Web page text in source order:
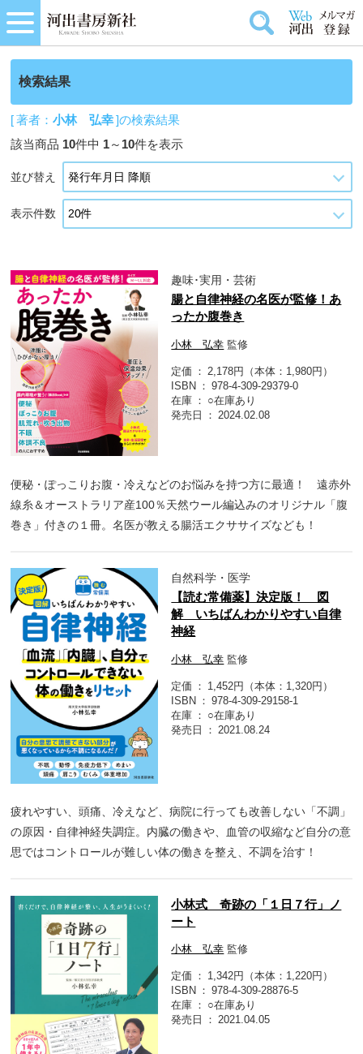
検索結果
[ 著者：小林 弘幸]の検索結果
該当商品 10件中 1～ 10件を表示
並び替え
表示件数
趣味･実用・芸術
腸と自律神経の名医が監修！あ
ったか腹巻き
小林 弘幸 監修
定価
2,178円（本体：1,980円）
ISBN
978-4-309-29379-0
在庫
○在庫あり
発売日
2024.02.08
便秘・ぽっこりお腹・冷えなどのお悩みを持つ方に最適！ 遠赤外
線糸＆オーストラリア産100％天然ウール編込みのオリジナル「腹
巻き」付きの１冊。名医が教える腸活エクササイズなども！
自然科学・医学
【読む常備薬】決定版！ 図
解 いちばんわかりやすい自律
神経
小林 弘幸 監修
定価
1,452円（本体：1,320円）
ISBN
978-4-309-29158-1
在庫
○在庫あり
発売日
2021.08.24
疲れやすい、頭痛、冷えなど、病院に行っても改善しない「不調」
の原因・自律神経失調症。内臓の働きや、血管の収縮など自分の意
思ではコントロールが難しい体の働きを整え、不調を治す！
小林式 奇跡の「１日７行」ノ
ート
小林 弘幸 監修
定価
1,342円（本体：1,220円）
ISBN
978-4-309-28876-5
在庫
○在庫あり
発売日
2021.04.05